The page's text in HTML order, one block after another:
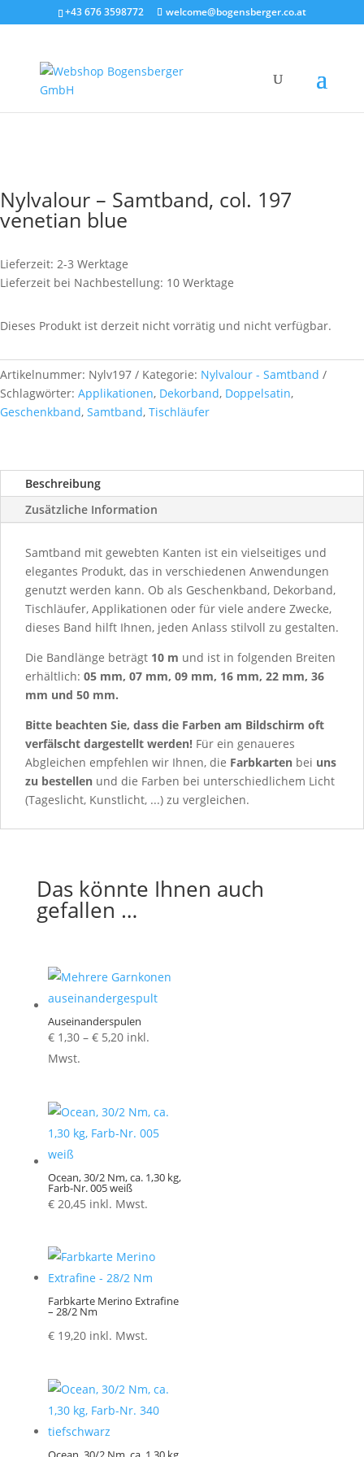
+43 676 3598772 welcome@bogensberger.co.at
Nylvalour – Samtband, col. 197
venetian blue
Lieferzeit: 2-3 Werktage
Lieferzeit bei Nachbestellung: 10 Werktage
Dieses Produkt ist derzeit nicht vorrätig und nicht verfügbar.
Artikelnummer: Nylv197 Kategorie: Nylvalour - Samtband
Schlagwörter: Applikationen, Dekorband, Doppelsatin,
Geschenkband, Samtband, Tischläufer
Beschreibung
Zusätzliche Information
Samtband mit gewebten Kanten ist ein vielseitiges und
elegantes Produkt, das in verschiedenen Anwendungen
genutzt werden kann. Ob als Geschenkband, Dekorband,
Tischläufer, Applikationen oder für viele andere Zwecke,
dieses Band hilft Ihnen, jeden Anlass stilvoll zu gestalten.
Die Bandlänge beträgt 10 m und ist in folgenden Breiten
erhältlich: 05 mm, 07 mm, 09 mm, 16 mm, 22 mm, 36
mm und 50 mm.
Bitte beachten Sie, dass die Farben am Bildschirm oft
verfälscht dargestellt werden! Für ein genaueres
Abgleichen empfehlen wir Ihnen, die Farbkarten bei uns
zu bestellen und die Farben bei unterschiedlichem Licht
(Tageslicht, Kunstlicht, ...) zu vergleichen.
Das könnte Ihnen auch
gefallen …
Auseinanderspulen
€1,30 – €5,20Preisspanne:
inkl.
Mwst.
Ocean, 30/2 Nm, ca. 1,30 kg,
Farb-Nr. 005 weiß
€20,45 inkl. Mwst.
Farbkarte Merino Extrafine
– 28/2 Nm
€19,20 inkl. Mwst.